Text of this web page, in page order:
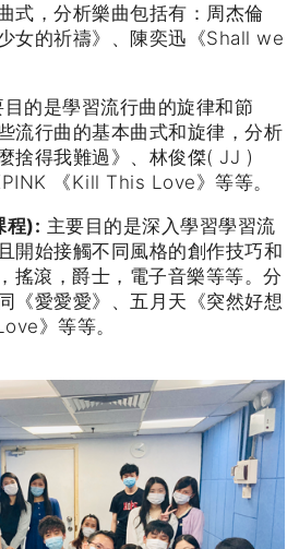
式，分析樂曲包括有：周杰倫
女的祈禱》、陳奕迅《Shall we
目的是學習流行曲的旋律和節
流行曲的基本曲式和旋律，分析
捨得我難過》、林俊傑( JJ )
《Kill This Love》等等。
程): 主要目的是深入學習學習流
開始接觸不同風格的創作技巧和
搖滾，爵士，電子音樂等等。分
《愛愛愛》、五月天《突然好想
》等等。